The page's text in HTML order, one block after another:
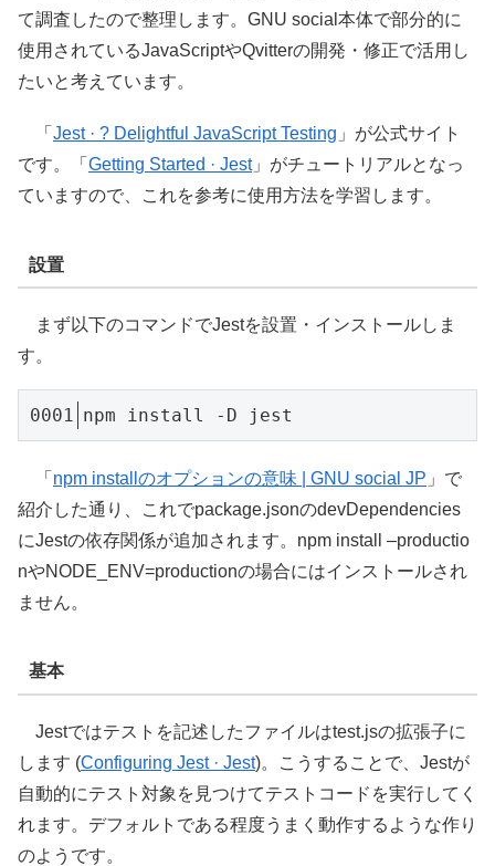
て調査したので整理します。GNU social本体で部分的に
使用されているJavaScriptやQvitterの開発・修正で活用し
たいと考えています。
「 Jest · ? Delightful JavaScript Testing 」が公式サイト
です。「 Getting Started · Jest」がチュートリアルとなっ
ていますので、これを参考に使用方法を学習します。
設置
まず以下のコマンドでJestを設置・インストールしま
す。
npm install -D jest
「 npm installのオプションの意味 | GNU social JP 」で
紹介した通り、これでpackage.jsonのdevDependencies
にJestの依存関係が追加されます。npm install –productio
nやNODE_ENV=productionの場合にはインストールされ
ません。
基本
Jestではテストを記述したファイルはtest.jsの拡張子に
します (Configuring Jest · Jest)。こうすることで、Jestが
自動的にテスト対象を見つけてテストコードを実行してく
れます。デフォルトである程度うまく動作するような作り
のようです。